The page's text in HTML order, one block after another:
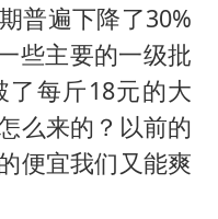
普遍下降了30%
些主要的一级批
每斤18元的大
么来的？以前的
便宜我们又能爽